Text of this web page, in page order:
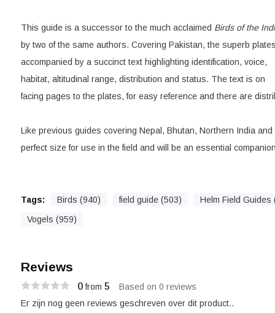
This guide is a successor to the much acclaimed Birds of the
by two of the same authors. Covering Pakistan, the superb
accompanied by a succinct text highlighting identification, voice,
habitat, altitudinal range, distribution and status. The text is on
facing pages to the plates, for easy reference and there are
Like previous guides covering Nepal, Bhutan, Northern India
perfect size for use in the field and will be an essential
Tags: Birds (940) field guide (503) Helm Field Guides
Vogels (959)
Reviews
0from 5 Based on 0 reviews
Er zijn nog geen reviews geschreven over dit product..